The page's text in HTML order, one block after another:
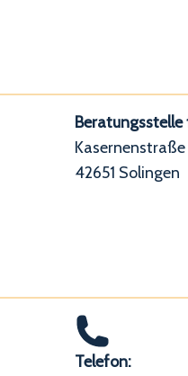
Kasernenstraße
42651 Solingen
Telefon: